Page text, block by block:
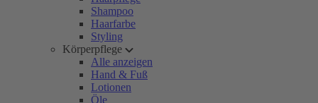
Shampoo
Haarfarbe
Styling
Körperpflege
Alle anzeigen
Hand & Fuß
Lotionen
Öle